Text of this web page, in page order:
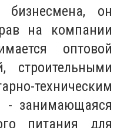
он
на компании
оптовой
строительными
техническим
- занимающаяся
питания для